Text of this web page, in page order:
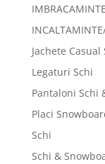
Jachete
Legaturi Schi
Pantaloni Schi
Placi
Schi
Schi &